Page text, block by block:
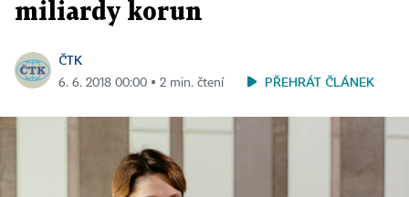
miliardy korun
ČTK
6. 6. 2018 00:00 ▪ 2 min. čtení PŘEHRÁT ČLÁNEK